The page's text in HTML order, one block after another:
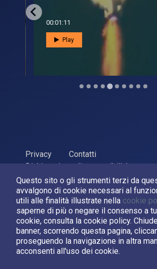
Questo sito o gli strumenti terzi da
avvalgono di cookie necessari al
utili alle finalità illustrate nella cookie
saperne di più o negare il consenso a
cookie, consulta la cookie policy.
banner, scorrendo questa pagina,
proseguendo la navigazione in altra
acconsenti all'uso dei cookie.
00:01:11
Play
Privacy
Contatti
Dichiarazione di accessibilità
ASI Agenzia Spaziale Italiana, 2026. P.Iva
Sviluppato daLPM
Seguici su:
Asi su Facebook
Asi su XCanale Asi su